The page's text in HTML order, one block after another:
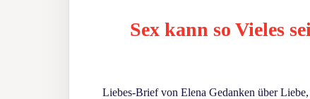
Sex kann so Vieles
Liebes-Brief von Elena Gedanken über